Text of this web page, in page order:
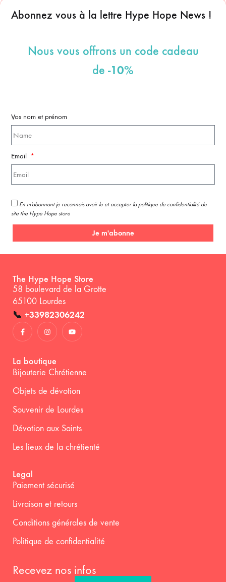
Abonnez vous à la lettre Hype Hope News !
Nous vous offrons un code cadeau
de -10%
Vos nom et prénom
Email
En m'abonnant je reconnais avoir lu et accepter la politique de confidentialité du
site the Hype Hope store
Je m'abonne
The Hype Hope Store
58 boulevard de la Grotte
65100 Lourdes
📞 +33982306242
La boutique
Bijouterie Chrétienne
Objets de dévotion
Souvenir de Lourdes
Dévotion aux Saints
Les lieux de la chrétienté
Legal
Paiement sécurisé
Livraison et retours
Conditions générales de vente
Politique de confidentialité
Recevez nos infos